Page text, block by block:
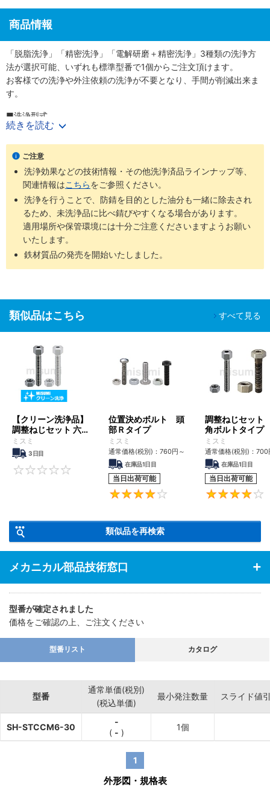
商品情報
「脱脂洗浄」「精密洗浄」「電解研磨＋精密洗浄」3種類の洗浄方
法が選択可能、いずれも標準型番で1個からご注文頂けます。
お客様での洗浄や外注依頼の洗浄が不要となり、手間が削減出来ま
す。
■洗浄型式
・脱脂洗浄（防錆1重梱包）
・精密洗浄（脱気2重梱包）
：型番SH-□□
・電解研磨＋精密洗浄（脱気2重梱包）
商品
型番
洗浄方法
梱包形
態
未洗浄品と
比べた効果
ご利用環境（目
□□
脱脂洗浄
防錆梱
包
油分除去 一般環境
通常組立工
程
バッテリー
□□
重梱包粉塵除去
ラス10～1,000）
立後工程
車載カメラ
SHD-
□□
電解研磨
＋精密洗
浄
粉塵除去
アウトガス
真空環境
クリーン環境（ク
ラス10～1,000）
程
液晶成膜工
程
有機EL前工
■ご留意事項
洗浄を行うことで、防錆を目的とした油分も一緒に除去されるた
め、未洗浄品に比べ錆びやすくなる場合があります。
適用場所や保管環境には十分ご注意くださいますようお願いいたし
【特徴】位置決めの際の微調整が可能です。また先端に焼入が入っ
ているため、磨耗に強いです。
続きを読む
ご注意
洗浄効果などの技術情報・その他洗浄済品ラインナップ等、
関連情報はこちらをご参照ください。
洗浄を行うことで、防錆を目的とした油分も一緒に除去され
るため、未洗浄品に比べ錆びやすくなる場合があります。
適用場所や保管環境には十分ご注意くださいますようお願い
いたします。
鉄材質品の発売を開始いたしました。
類似品はこちら すべて見る
【クリーン洗浄品】
調整ねじセット 六角
ボルトタイプ
ミスミ
3日目
0
位置決めボルト 頭
部Ｒタイプ
ミスミ
通常価格(税別)： 760円 ～
在庫品1日目
当日出荷可能
4.3
調整ねじセッ
角ボルトタイプ
ミスミ
通常価格(税別)： 700
在庫品1日目
当日出荷可能
類似品を再検索
メカニカル部品技術窓口
型番が確定されました
価格をご確認の上、ご注文ください
型番リスト カタログ
型番
通常単価(税別)
(税込単価)
最小発注数量 スライド値
SH-STCCM6-30
-
( - )
1個
1
外形図・規格表